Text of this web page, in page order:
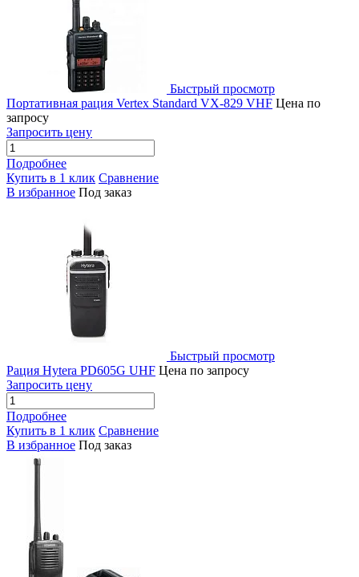
Быстрый просмотр
Портативная рация Vertex Standard VX-829 VHF Цена по
запросу
Запросить цену
Подробнее
Купить в 1 клик Сравнение
В избранное Под заказ
Быстрый просмотр
Рация Hytera PD605G UHF Цена по запросу
Запросить цену
Подробнее
Купить в 1 клик Сравнение
В избранное Под заказ